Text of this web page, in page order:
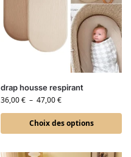
drap housse respirant
36,00€ – 47,00€
Choix des options